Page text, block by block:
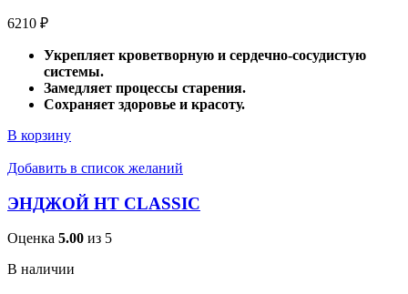
6210 ₽
Укрепляет кроветворную и сердечно-сосудистую
системы.
Замедляет процессы старения.
Сохраняет здоровье и красоту.
В корзину
Добавить в список желаний
ЭНДЖОЙ НТ CLASSIC
Оценка 5.00 из 5
В наличии